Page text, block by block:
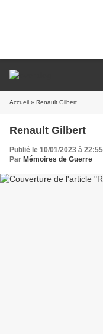
Accueil » Renault Gilbert
Renault Gilbert
Publié le 10/01/2023 à 22:55
Par Mémoires de Guerre